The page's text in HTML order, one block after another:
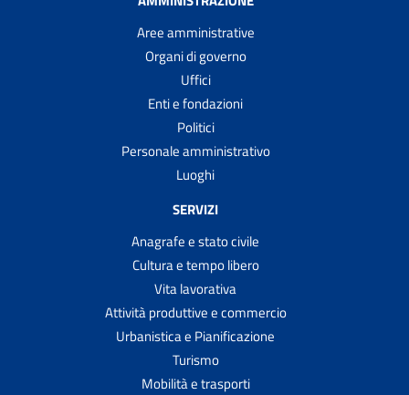
Aree amministrative
Organi di governo
Uffici
Enti e fondazioni
Politici
Personale amministrativo
Luoghi
SERVIZI
Anagrafe e stato civile
Cultura e tempo libero
Vita lavorativa
Attività produttive e commercio
Urbanistica e Pianificazione
Turismo
Mobilità e trasporti